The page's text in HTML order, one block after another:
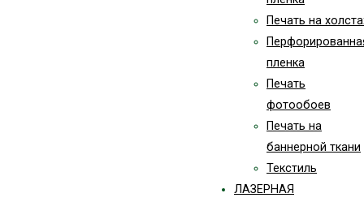
Печать на
пленка
Печать
фотообоев
Печать на
баннерной ткани
Текстиль
ЛАЗЕРНАЯ